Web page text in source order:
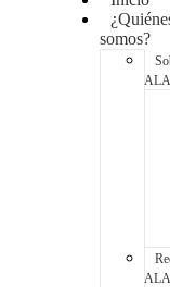
somos?
ALA
ALA